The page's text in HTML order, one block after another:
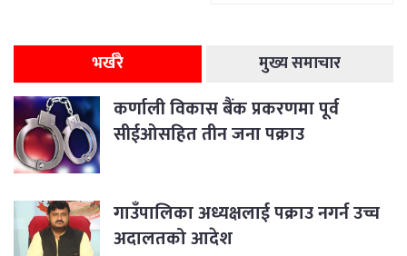
भर्खरै मुख्य समाचार
कर्णाली विकास बैंक प्रकरणमा पूर्व
सीईओसहित तीन जना पक्राउ
गाउँपालिका अध्यक्षलाई पक्राउ नगर्न उच्च
अदालतको आदेश